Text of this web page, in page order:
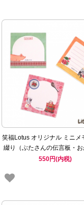
笑福Lotus オリジナル ミニメ
綴り（ぶたさんの伝言板・
忘録・蓮のおぼえがき・3
550円(内税)